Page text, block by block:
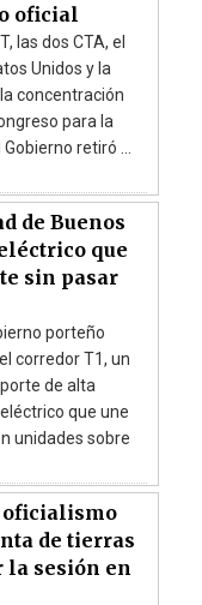
oficial
las dos CTA, el
Unidos y la
concentración
para la
retiró ...
de Buenos
que
sin pasar
porteño
corredor T1, un
de alta
que une
unidades sobre
oficialismo
de tierras
la sesión en